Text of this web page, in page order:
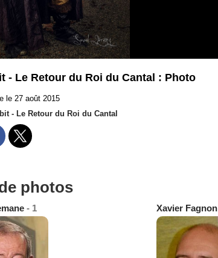
- Le Retour du Roi du Cantal : Photo
le 27 août 2015
- Le Retour du Roi du Cantal
photos
- 1 Xavier Fagnon